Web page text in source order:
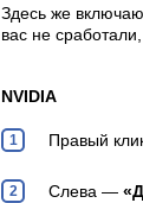
Здесь же
вас не
NVIDIA
Правый
Слева —